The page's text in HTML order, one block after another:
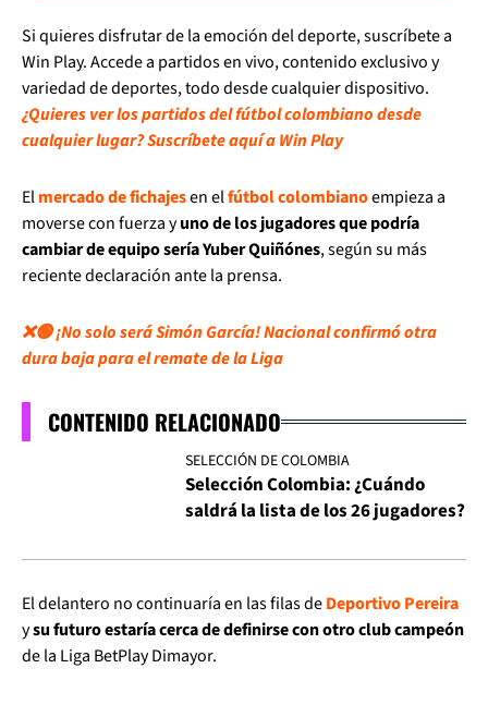
Si quieres disfrutar de la emoción del deporte, suscríbete a
Win Play. Accede a partidos en vivo, contenido exclusivo y
variedad de deportes, todo desde cualquier dispositivo.
¿Quieres ver los partidos del fútbol colombiano desde
cualquier lugar? Suscríbete aquí a Win Play
Elmercado de fichajesen elfútbol colombianoempieza a
moverse con fuerza yuno de los jugadores que podría
cambiar de equipo sería Yuber Quiñónes, según su más
reciente declaración ante la prensa.
❌🟢 ¡No solo será Simón García! Nacional confirmó otra
dura baja para el remate de la Liga
CONTENIDO RELACIONADO
SELECCIÓN DE COLOMBIA
Selección Colombia: ¿Cuándo
saldrá la lista de los 26 jugadores?
El delantero no continuaría en las filas deDeportivo Pereira
ysu futuro estaría cerca de definirse con otro club campeón
de la Liga BetPlay Dimayor.